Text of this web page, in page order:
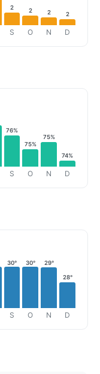
2
S
2
O
2
N
2
D
76%
S
75%
O
75%
N
74%
D
30°
S
30°
O
29°
N
28°
D